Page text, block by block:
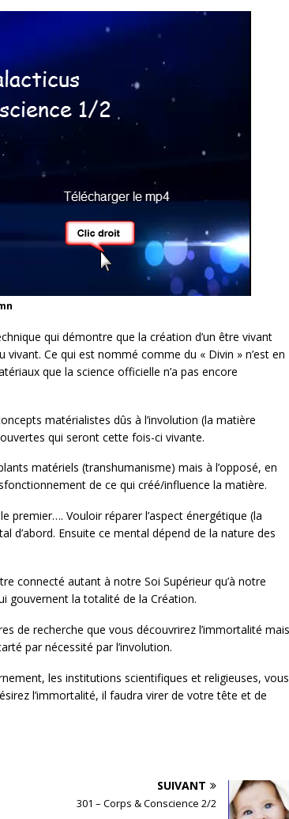
qui démontre que la création d’un être vivant
Ce qui est nommé comme du « Divin » n’est en
que la science officielle n’a pas encore
matérialistes dûs à l’involution (la matière
qui seront cette fois-ci vivante.
matériels (transhumanisme) mais à l’opposé, en
de ce qui créé/influence la matière.
premier…. Vouloir réparer l’aspect énergétique (la
d’abord. Ensuite ce mental dépend de la nature des
connecté autant à notre Soi Supérieur qu’à notre
gouvernent la totalité de la Création.
de recherche que vous découvrirez l’immortalité mais
par nécessité par l’involution.
les institutions scientifiques et religieuses, vous
l’immortalité, il faudra virer de votre tête et de
SUIVANT
301 – Corps & Conscience 2/2